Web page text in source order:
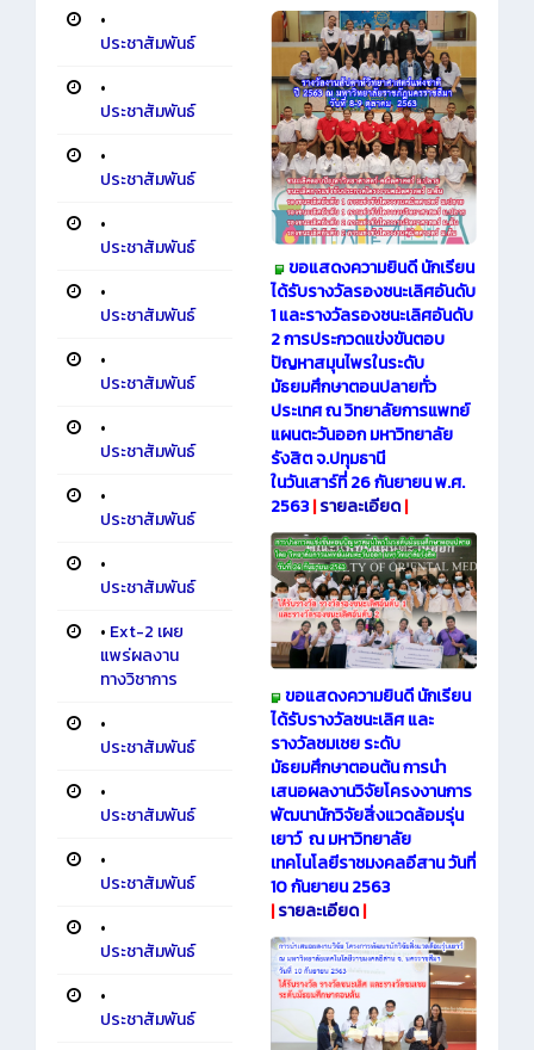
•
ประชาสัมพันธ์
•
ประชาสัมพันธ์
•
ประชาสัมพันธ์
•
ประชาสัมพันธ์
•
ประชาสัมพันธ์
•
ประชาสัมพันธ์
•
ประชาสัมพันธ์
•
ประชาสัมพันธ์
•
ประชาสัมพันธ์
• Ext-2 เผย
แพร่ผลงาน
ทางวิชาการ
•
ประชาสัมพันธ์
•
ประชาสัมพันธ์
•
ประชาสัมพันธ์
•
ประชาสัมพันธ์
•
ประชาสัมพันธ์
ขอแสดงความยินดี นักเรียน
ได้รับรางวัลรองชนะเลิศอันดับ
1 และรางวัลรองชนะเลิศอันดับ
2 การประกวดแข่งขันตอบ
ปัญหาสมุนไพรในระดับ
มัธยมศึกษาตอนปลายทั่ว
ประเทศ ณ วิทยาลัยการแพทย์
แผนตะวันออก มหาวิทยาลัย
รังสิต จ.ปทุมธานี
ในวันเสาร์ที่ 26 กันยายน พ.ศ.
2563|รายละเอียด|
ขอแสดงความยินดี นักเรียน
ได้รับรางวัลชนะเลิศ และ
รางวัลชมเชย ระดับ
มัธยมศึกษาตอนต้น การนำ
เสนอผลงานวิจัยโครงงานการ
พัฒนานักวิจัยสิ่งแวดล้อมรุ่น
เยาว์ ณ มหาวิทยาลัย
เทคโนโลยีราชมงคลอีสาน วันที่
10 กันยายน 2563
|รายละเอียด|